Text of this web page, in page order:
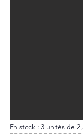
En stock : 3 unités de